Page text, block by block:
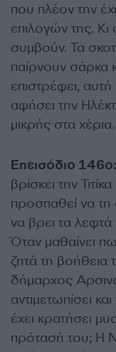
που πλέον την
επιλογών της.
συμβούν. Τα
παίρνουν σάρκα
επιστρέφει,
αφήσει την
μικρής στα χέρια.
Eπεισόδιο 146ο:
βρίσκει την
προσπαθεί να τη
να βρει τα λεφτά
Όταν μαθαίνει
ζητά τη βοήθεια
δήμαρχος
αντιμετωπίσει
έχει κρατήσει
πρότασή του; Η